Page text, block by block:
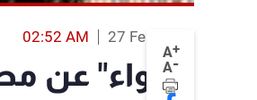
A+
A-
27 Feb 2014
02:52 AM
"اللواء" عن